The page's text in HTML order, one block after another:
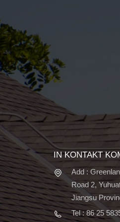
IN KONTAKT
Add :
Road 2,
Jiangsu
Tel : 86 25